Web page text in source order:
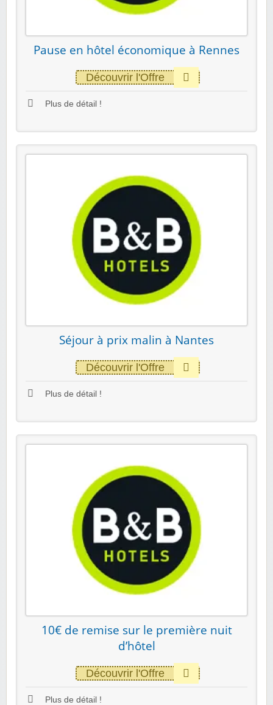
Pause en hôtel économique à Rennes
Découvrir l'Offre
Plus de détail !
Séjour à prix malin à Nantes
Découvrir l'Offre
Plus de détail !
10€ de remise sur le première nuit
d’hôtel
Découvrir l'Offre
Plus de détail !